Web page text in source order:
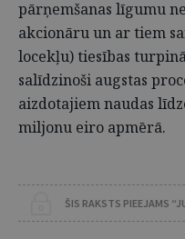
pārņemšanas līgumu
akcionāru un ar tiem
locekļu) tiesības
salīdzinoši augstas
aizdotajiem naudas
miljonu eiro apmērā.
ŠIS RAKSTS PIEEJAMS